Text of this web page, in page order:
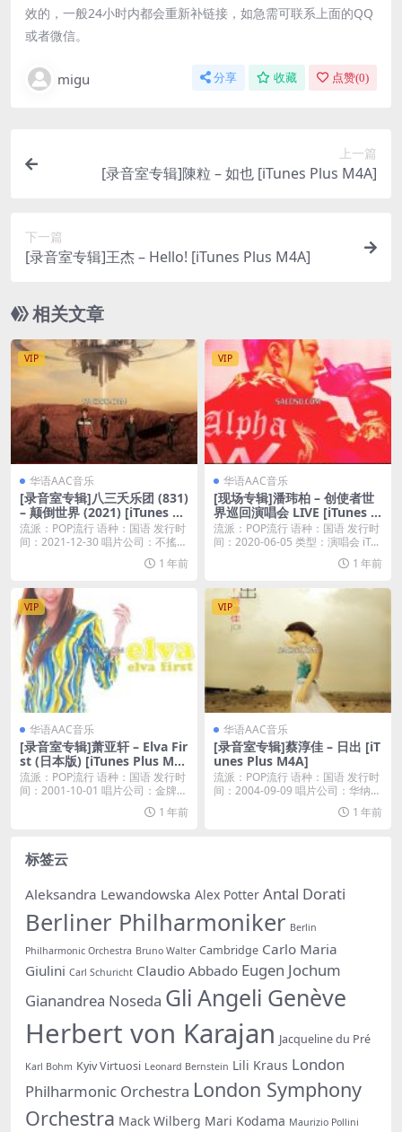
效的，一般24小时内都会重新补链接，如急需可联系上面的QQ
或者微信。
migu 分享 收藏 点赞(0)
上一篇
[录音室专辑]陳粒 – 如也 [iTunes Plus M4A]
下一篇
[录音室专辑]王杰 – Hello! [iTunes Plus M4A]
相关文章
VIP
华语AAC音乐
[录音室专辑]八三夭乐团 (831)
– 颠倒世界 (2021) [iTunes Pl
us M4A]
流派：POP流行 语种：国语 发行时
间：2021-12-30 唱片公司：不搖就
1 年前
VIP
华语AAC音乐
[现场专辑]潘玮柏 – 创使者世
界巡回演唱会 LIVE [iTunes Pl
us M4A]
流派：POP流行 语种：国语 发行时
间：2020-06-05 类型：演唱会 iT...
1 年前
VIP
华语AAC音乐
[录音室专辑]萧亚轩 – Elva Fir
st (日本版) [iTunes Plus M4
A]
流派：POP流行 语种：国语 发行时
间：2001-10-01 唱片公司：金牌大
1 年前
VIP
华语AAC音乐
[录音室专辑]蔡淳佳 – 日出 [iT
unes Plus M4A]
流派：POP流行 语种：国语 发行时
间：2004-09-09 唱片公司：华纳音
1 年前
标签云
Aleksandra Lewandowska Alex Potter Antal Dorati
Berliner Philharmoniker Berlin
Philharmonic Orchestra Bruno Walter Cambridge Carlo Maria
Giulini Carl Schuricht Claudio Abbado Eugen Jochum
Gianandrea Noseda Gli Angeli Genève
Herbert von Karajan Jacqueline du Pré
Karl Bohm Kyiv Virtuosi Leonard Bernstein Lili Kraus London
Philharmonic Orchestra London Symphony
Orchestra Mack Wilberg Mari Kodama Maurizio Pollini